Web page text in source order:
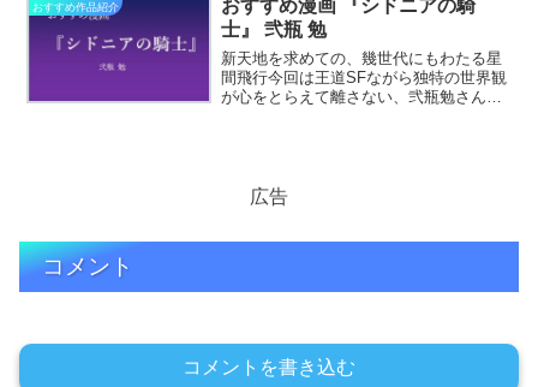
る前評判とPG-1………………～続きを読
む～
おすすめ作品紹介
おすすめ漫画 『シドニアの騎
士』 弐瓶 勉
新天地を求めての、幾世代にもわたる星
間飛行今回は王道SFながら独特の世界観
が心をとらえて離さない、弐瓶勉さんの
続きを読む～
広告
コメント
コメントを書き込む